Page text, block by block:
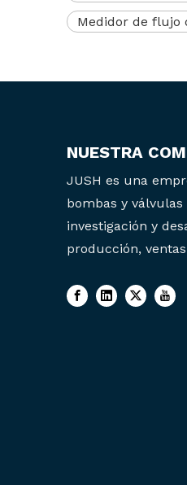
Medidor de flujo
NUESTRA
JUSH es una
bombas y
investigación y
producción,